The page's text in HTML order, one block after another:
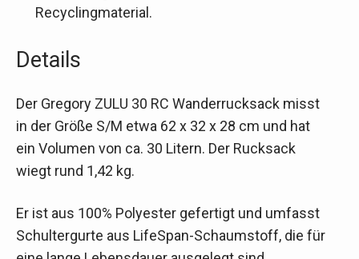
Recyclingmaterial.
Details
Der Gregory ZULU 30 RC Wanderrucksack misst
in der Größe S/M etwa 62 x 32 x 28 cm und hat
ein Volumen von ca. 30 Litern. Der Rucksack
wiegt rund 1,42 kg.
Er ist aus 100% Polyester gefertigt und umfasst
Schultergurte aus LifeSpan-Schaumstoff, die für